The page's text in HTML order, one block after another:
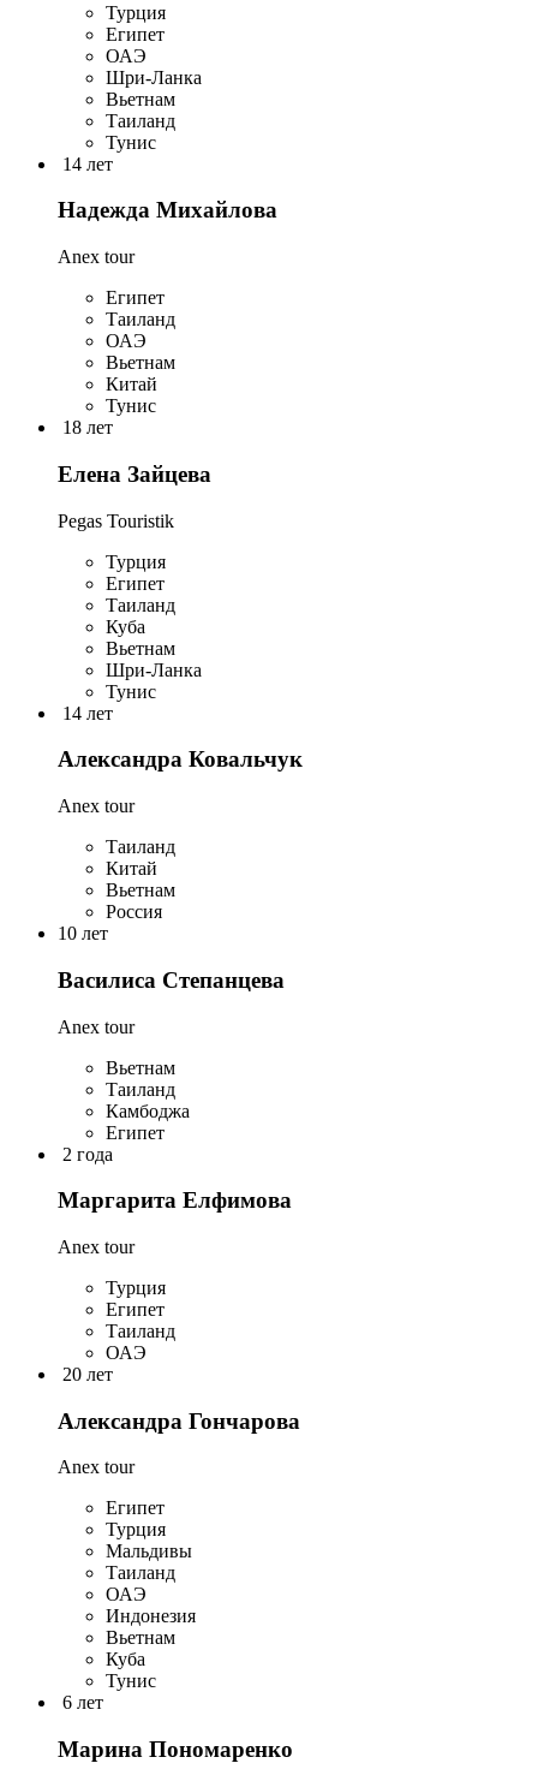
Турция
Египет
ОАЭ
Шри-Ланка
Вьетнам
Таиланд
Тунис
14 лет
Надежда Михайлова
Anex tour
Египет
Таиланд
ОАЭ
Вьетнам
Китай
Тунис
18 лет
Елена Зайцева
Pegas Touristik
Турция
Египет
Таиланд
Куба
Вьетнам
Шри-Ланка
Тунис
14 лет
Александра Ковальчук
Anex tour
Таиланд
Китай
Вьетнам
Россия
10 лет
Василиса Степанцева
Anex tour
Вьетнам
Таиланд
Камбоджа
Египет
2 года
Маргарита Елфимова
Anex tour
Турция
Египет
Таиланд
ОАЭ
20 лет
Александра Гончарова
Anex tour
Египет
Турция
Мальдивы
Таиланд
ОАЭ
Индонезия
Вьетнам
Куба
Тунис
6 лет
Марина Пономаренко